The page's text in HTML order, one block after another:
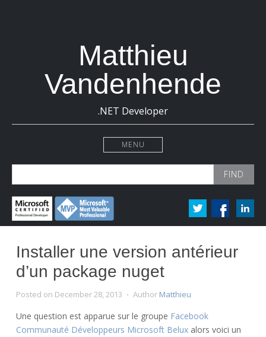
Matthieu
Vandenhende
.NET Developer
MENU
for:
Installer une version antérieur
d’un package nuget
Posted on December 28, 2013 Author Matthieu
Une question est apparue sur le groupe Facebook
Communauté Développeurs Microsoft Beluxalors voici un